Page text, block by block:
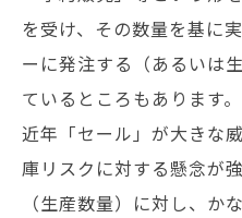
を受け、その数量を基に
ーに発注する（あるいは
ているところもあります。
近年「セール」が大きな
庫リスクに対する懸念が
（生産数量）に対し、か